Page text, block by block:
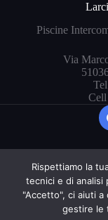
Piscine
Via
Copyright ©
Rispettiamo la
tecnici e di analisi
"Accetto", ci aiuti
gestire le